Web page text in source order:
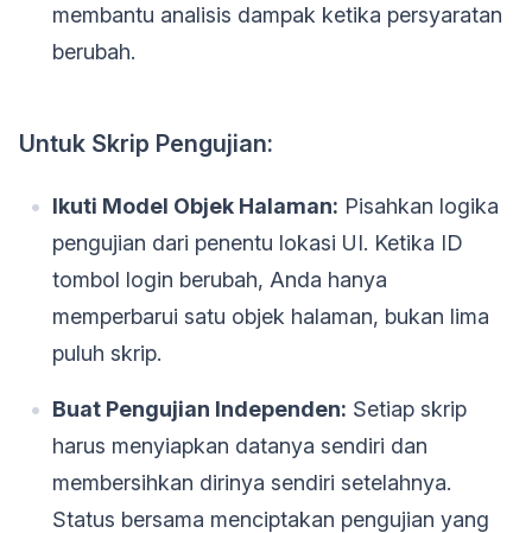
membantu analisis dampak ketika persyaratan
berubah.
Untuk Skrip Pengujian:
Ikuti Model Objek Halaman: Pisahkan logika
pengujian dari penentu lokasi UI. Ketika ID
tombol login berubah, Anda hanya
memperbarui satu objek halaman, bukan lima
puluh skrip.
Buat Pengujian Independen: Setiap skrip
harus menyiapkan datanya sendiri dan
membersihkan dirinya sendiri setelahnya.
Status bersama menciptakan pengujian yang